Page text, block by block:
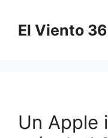
contenido
El Viento
Un Apple